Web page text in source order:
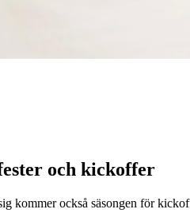
och kickoffer
kommer också säsongen för